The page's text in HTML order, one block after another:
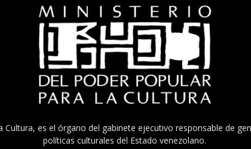
Cultura, es el órgano del gabinete ejecutivo responsable de
políticas culturales del Estado venezolano.